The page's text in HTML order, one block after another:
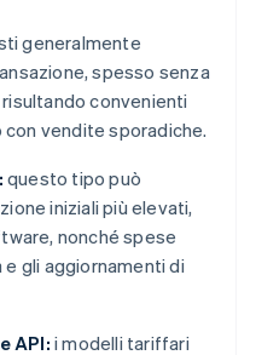
generalmente
spesso senza
convenienti
vendite sporadiche.
questo tipo può
iniziali più elevati,
nonché spese
gli aggiornamenti di
API:i modelli tariffari